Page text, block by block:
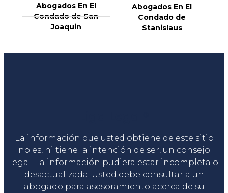
Abogados En El
Condado de San
Joaquin
Abogados En El
Condado de
Stanislaus
La información que usted obtiene de este sitio
no es, ni tiene la intención de ser, un consejo
legal. La información pudiera estar incompleta o
desactualizada. Usted debe consultar a un
abogado para asesoramiento acerca de su